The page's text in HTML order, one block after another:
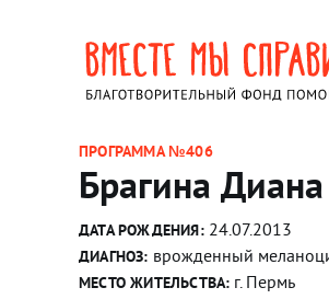
ПРОГРАММА №406
Брагина Диана
ДАТА РОЖДЕНИЯ:24.07.2013
ДИАГНОЗ: врожденный
МЕСТО ЖИТЕЛЬСТВА: г. Пермь